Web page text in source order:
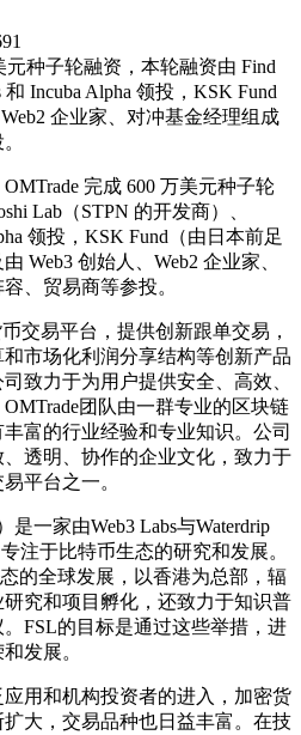
元种子轮融资，本轮融资由 Find
和 Incuba Alpha 领投，KSK Fund
企业家、对冲基金经理组成
完成 600 万美元种子轮
Lab（STPN 的开发商）、
领投，KSK Fund（由日本前足
Web3 创始人、Web2 企业家、
、贸易商等参投。
易平台，提供创新跟单交易，
市场化利润分享结构等创新产品
致力于为用户提供安全、高效、
团队由一群专业的区块链
富的行业经验和专业知识。公司
透明、协作的企业文化，致力于
平台之一。
一家由Web3 Labs与Waterdrip
注于比特币生态的研究和发展。
的全球发展，以香港为总部，辐
究和项目孵化，还致力于知识普
FSL的目标是通过这些举措，进
发展。
和机构投资者的进入，加密货
大，交易品种也日益丰富。在技